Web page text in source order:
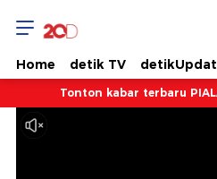
Home detik TV
Tonton kabar terbaru